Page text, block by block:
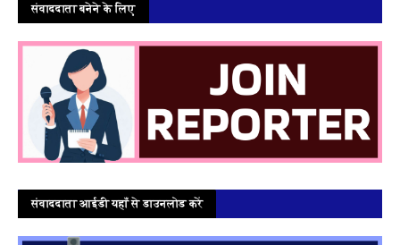
संवाददाता बनेने के लिए
संवाददाता आईडी यहाँ से डाउनलोड करें